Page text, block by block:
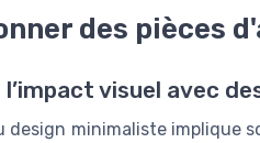
des pièces
l’impact visuel avec
design minimaliste implique